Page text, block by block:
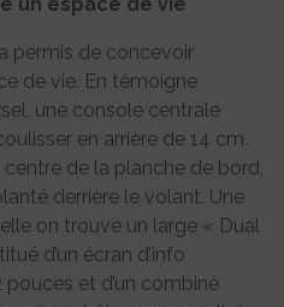
permis de concevoir
de vie. En témoigne
une console centrale
en arrière de 14 cm.
centre de la planche de bord,
derrière le volant. Une
on trouve un large « Dual
d’un écran d’info
et d’un combiné